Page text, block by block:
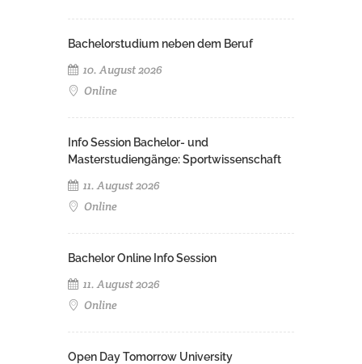
Bachelorstudium neben dem Beruf
10. August 2026
Online
Info Session Bachelor- und
Masterstudiengänge: Sportwissenschaft
11. August 2026
Online
Bachelor Online Info Session
11. August 2026
Online
Open Day Tomorrow University